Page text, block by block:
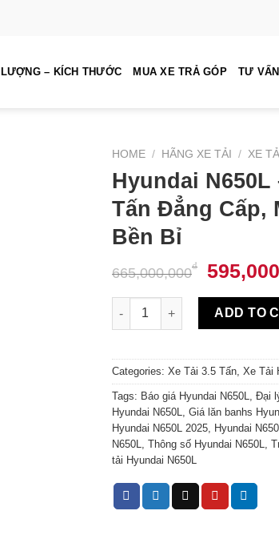
– KÍCH THƯỚC MUA XE TRẢ GÓP TƯ
HOME / HÃNG XE TẢI / XE TẢI
Hyundai N650L
Tấn Đẳng Cấp,
Bền Bỉ
665,000,000₫
Hyundai N650L – Xe Tải 3.5
ADD TO
Categories: Xe Tải 3.5 Tấn, Xe Tải
Tags: Báo giá Hyundai N650L, Đại
Hyundai N650L, Giá lăn banhs
Hyundai N650L 2025, Hyundai
N650L, Thông số Hyundai N650L,
tải Hyundai N650L